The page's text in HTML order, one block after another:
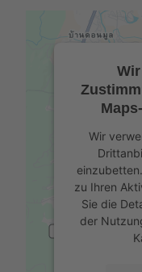
Wir
zu Ihren
Sie die
der